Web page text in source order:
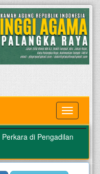
MENU
di Pengadilan